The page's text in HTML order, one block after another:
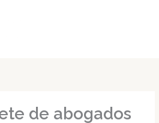
de abogados